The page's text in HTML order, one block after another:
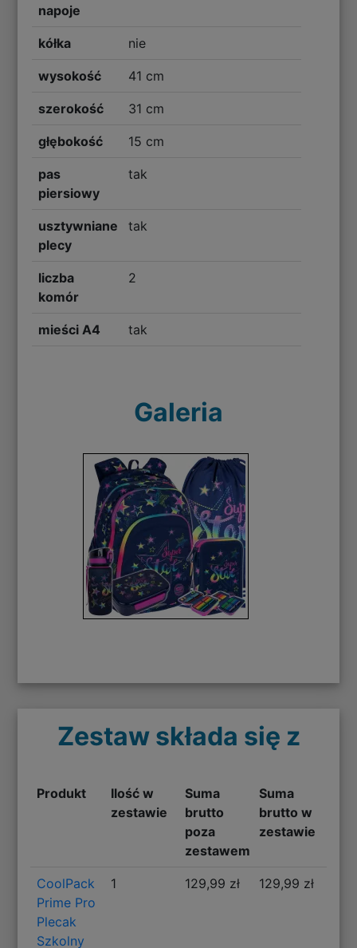
napoje
kółka nie
wysokość 41 cm
szerokość 31 cm
głębokość 15 cm
pas
piersiowy
tak
usztywniane
plecy
tak
liczba
komór
2
mieści A4 tak
Galeria
Zestaw składa się z
Produkt
Ilość w
zestawie
Suma
brutto
poza
zestawem
Suma
brutto w
zestawie
CoolPack
Prime Pro
Plecak
Szkolny
1 129,99 zł 129,99 zł